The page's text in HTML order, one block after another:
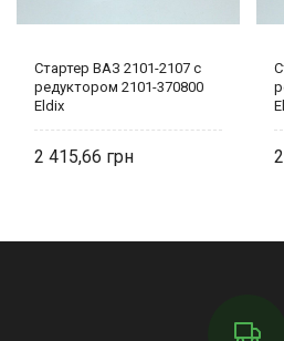
Стартер ВАЗ 2101-2107 с
редуктором 2101-370800
Eldix
2 415,66